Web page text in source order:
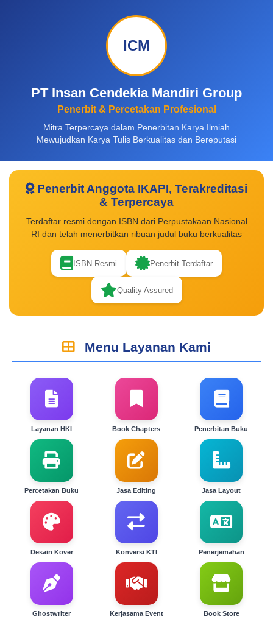
ICM
PT Insan Cendekia Mandiri Group
Penerbit & Percetakan Profesional
Mitra Terpercaya dalam Penerbitan Karya Ilmiah
Mewujudkan Karya Tulis Berkualitas dan Bereputasi
Penerbit Anggota IKAPI, Terakreditasi
& Terpercaya
Terdaftar resmi dengan ISBN dari Perpustakaan Nasional
RI dan telah menerbitkan ribuan judul buku berkualitas
ISBN Resmi Penerbit Terdaftar
Quality Assured
Menu Layanan Kami
Layanan HKI Book Chapters Penerbitan Buku
Percetakan Buku Jasa Editing Jasa Layout
Desain Kover Konversi KTI Penerjemahan
Ghostwriter Kerjasama Event Book Store